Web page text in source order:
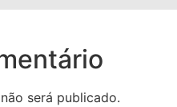
será publicado.